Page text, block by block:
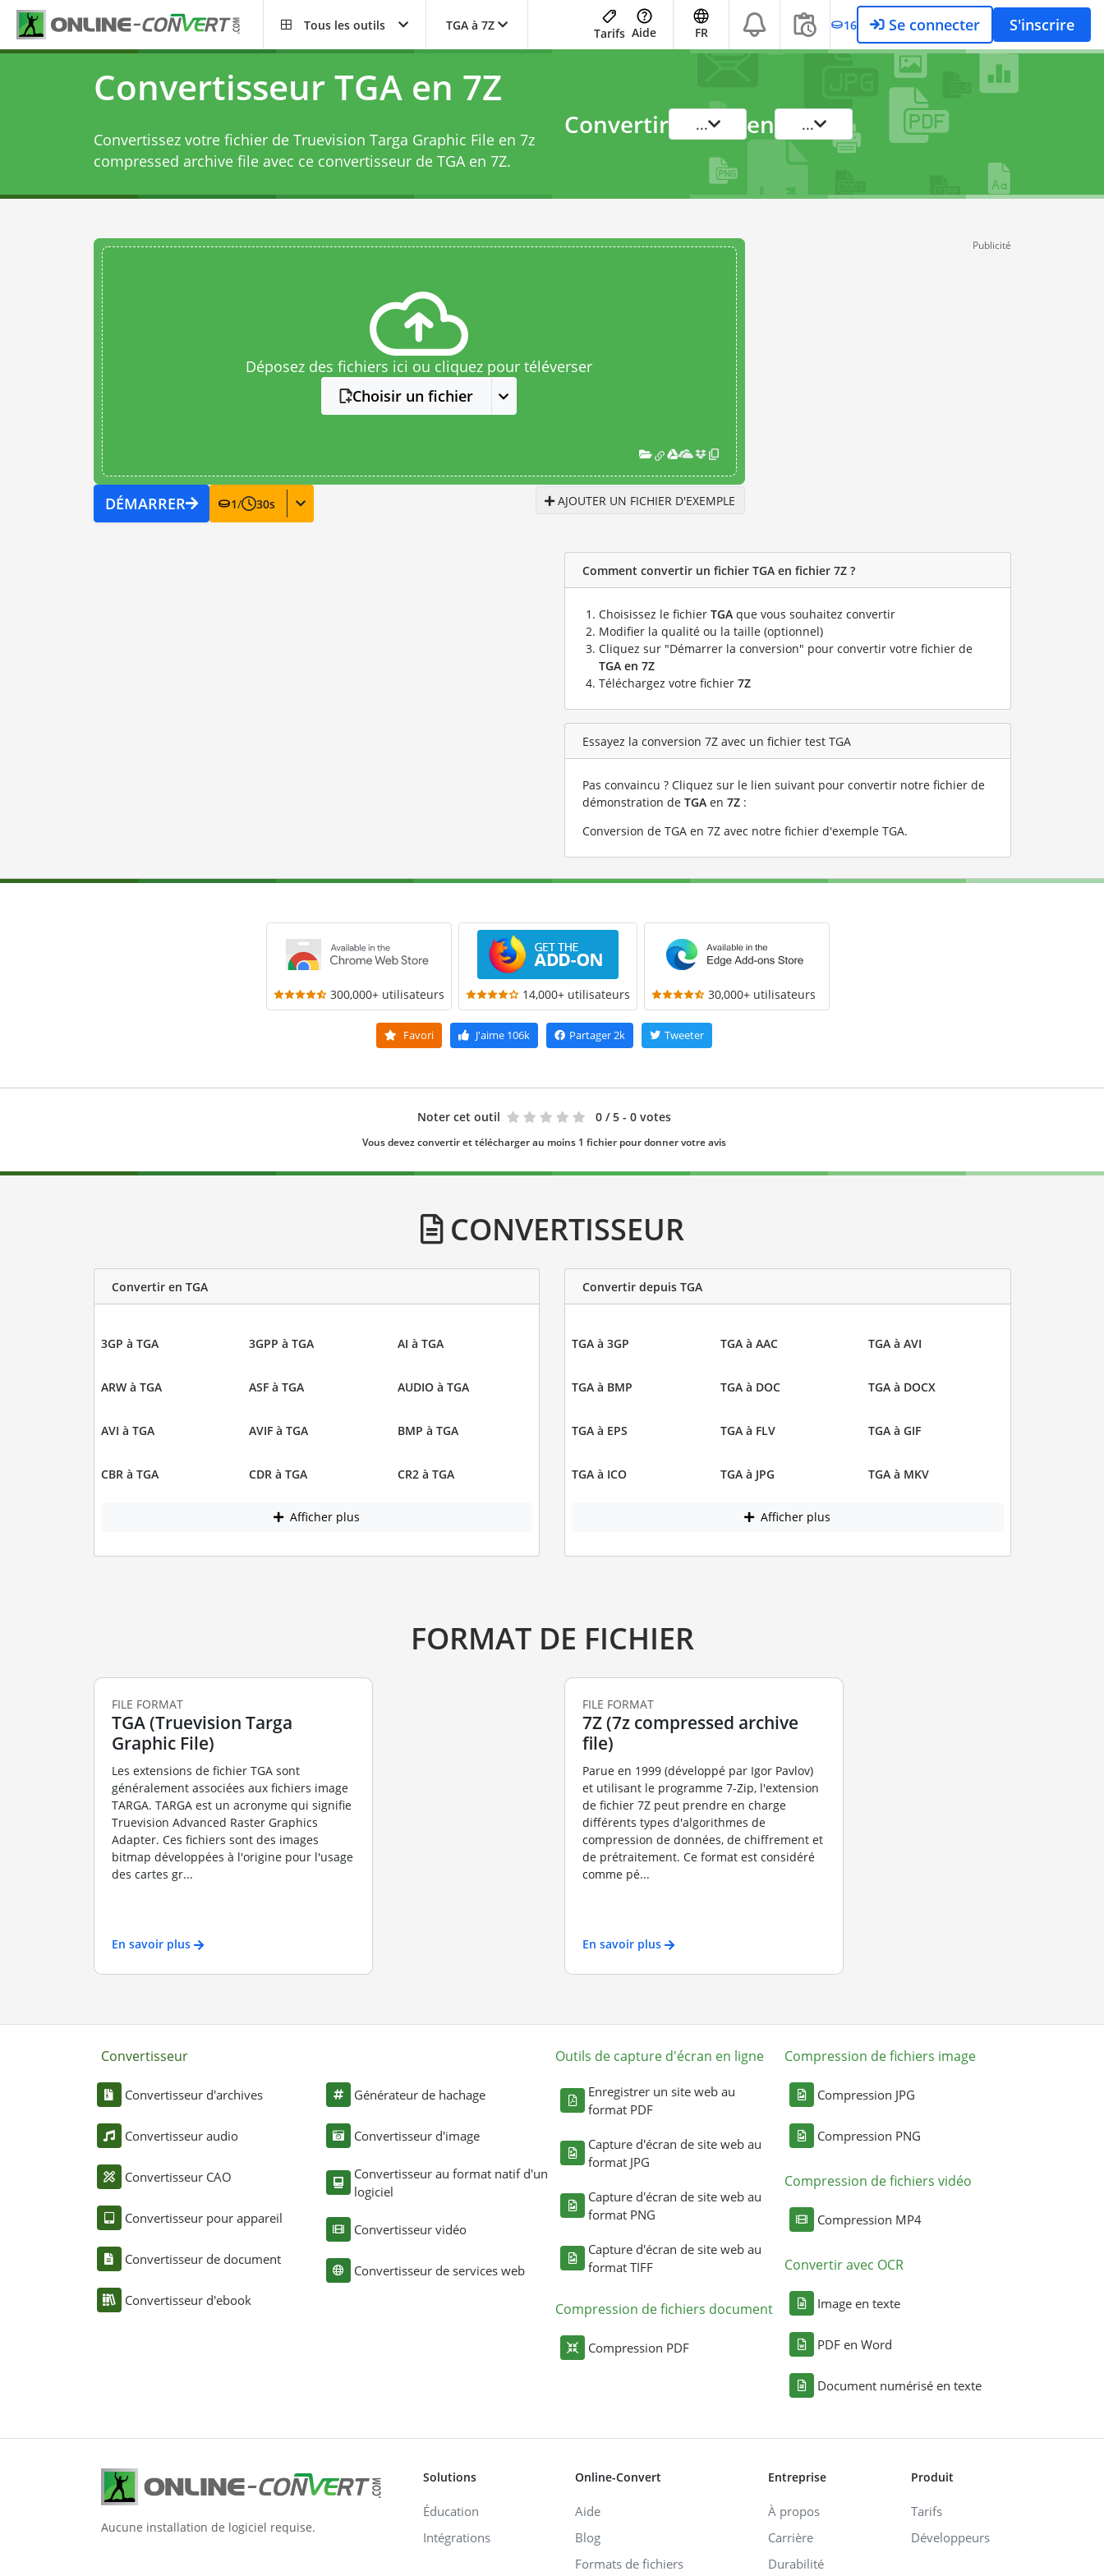
Tous les outils TGA à 7Z
Tarifs Aide FR 16 Se connecter S'inscrire
Convertisseur TGA en 7Z
Convertissez votre fichier de Truevision Targa Graphic File en 7z
compressed archive file avec ce convertisseur de TGA en 7Z.
Convertir ... en ...
Déposez des fichiers ici ou cliquez pour téléverser
Choisir un fichier
DÉMARRER 1/ 30s AJOUTER UN FICHIER D'EXEMPLE
Publicité
Comment convertir un fichier TGA en fichier 7Z ?
Choisissez le fichier TGA que vous souhaitez convertir
Modifier la qualité ou la taille (optionnel)
Cliquez sur "Démarrer la conversion" pour convertir votre fichier de
TGA en 7Z
Téléchargez votre fichier 7Z
Essayez la conversion 7Z avec un fichier test TGA
Pas convaincu ? Cliquez sur le lien suivant pour convertir notre fichier de
démonstration de TGA en 7Z :
Conversion de TGA en 7Z avec notre fichier d'exemple TGA.
300,000+ utilisateurs 14,000+ utilisateurs 30,000+ utilisateurs
Favori J'aime106k Partager2k Tweeter
Noter cet outil 0 / 5 - 0 votes
Vous devez convertir et télécharger au moins 1 fichier pour donner votre avis
CONVERTISSEUR
Convertir en TGA
3GP à TGA 3GPP à TGA AI à TGA
ARW à TGA ASF à TGA AUDIO à TGA
AVI à TGA AVIF à TGA BMP à TGA
CBR à TGA CDR à TGA CR2 à TGA
Afficher plus
Convertir depuis TGA
TGA à 3GP TGA à AAC TGA à AVI
TGA à BMP TGA à DOC TGA à DOCX
TGA à EPS TGA à FLV TGA à GIF
TGA à ICO TGA à JPG TGA à MKV
Afficher plus
FORMAT DE FICHIER
FILE FORMAT
TGA (Truevision Targa
Graphic File)
Les extensions de fichier TGA sont
généralement associées aux fichiers image
TARGA. TARGA est un acronyme qui signifie
Truevision Advanced Raster Graphics
Adapter. Ces fichiers sont des images
bitmap développées à l'origine pour l'usage
des cartes gr...
En savoir plus
FILE FORMAT
7Z (7z compressed archive
file)
Parue en 1999 (développé par Igor Pavlov)
et utilisant le programme 7-Zip, l'extension
de fichier 7Z peut prendre en charge
différents types d'algorithmes de
compression de données, de chiffrement et
de prétraitement. Ce format est considéré
comme pé...
En savoir plus
Convertisseur
Convertisseur d'archives
Convertisseur audio
Convertisseur CAO
Convertisseur pour appareil
Convertisseur de document
Convertisseur d'ebook
Générateur de hachage
Convertisseur d'image
Convertisseur au format natif d'un
logiciel
Convertisseur vidéo
Convertisseur de services web
Outils de capture d'écran en ligne
Enregistrer un site web au
format PDF
Capture d'écran de site web au
format JPG
Capture d'écran de site web au
format PNG
Capture d'écran de site web au
format TIFF
Compression de fichiers document
Compression PDF
Compression de fichiers image
Compression JPG
Compression PNG
Compression de fichiers vidéo
Compression MP4
Convertir avec OCR
Image en texte
PDF en Word
Document numérisé en texte
Aucune installation de logiciel requise.
Solutions
Éducation
Intégrations
Online-Convert
Aide
Blog
Formats de fichiers
Entreprise
À propos
Carrière
Durabilité
Produit
Tarifs
Développeurs